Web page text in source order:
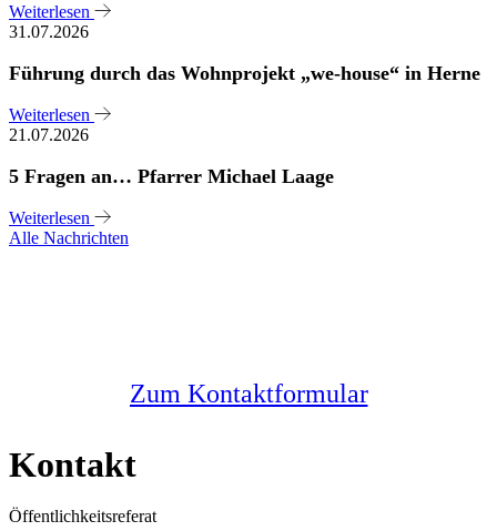
Weiterlesen
31.07.2026
Führung durch das Wohnprojekt „we-house“ in Herne
Weiterlesen
21.07.2026
5 Fragen an… Pfarrer Michael Laage
Weiterlesen
Alle Nachrichten
Zum Kontaktformular
Kontakt
Öffentlichkeitsreferat